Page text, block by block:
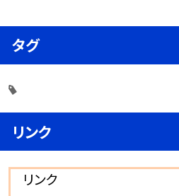
タグ
リンク
リンク